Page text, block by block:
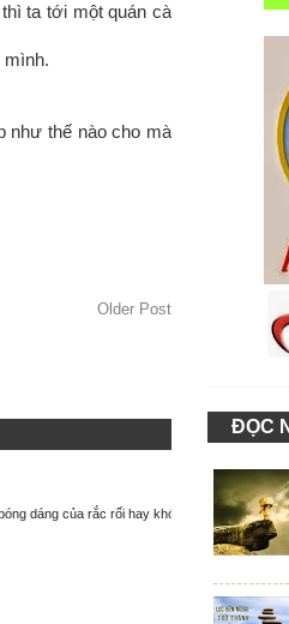
ta tới một quán cà
mình.
như thế nào cho mà
Older Post
dáng của rắc rối hay khó
ĐỌC